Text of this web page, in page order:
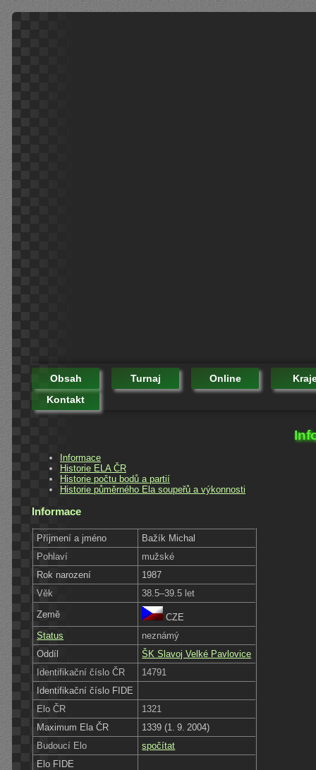
Obsah Turnaj Online
Kontakt
Informace
Historie ELA ČR
Historie počtu bodů a partií
Historie půměrného Ela soupeřů a výkonnosti
Informace
Příjmení a jméno
Bažík Michal
Pohlaví
mužské
Rok narození
1987
Věk
38.5–39.5 let
Země
CZE
Status
neznámý
Oddíl
ŠK Slavoj Velké Pavlovice
Identifikační číslo ČR
14791
Identifikační číslo FIDE
Elo ČR
1321
Maximum Ela ČR
1339 (1. 9. 2004)
Budoucí Elo
spočítat
Elo FIDE